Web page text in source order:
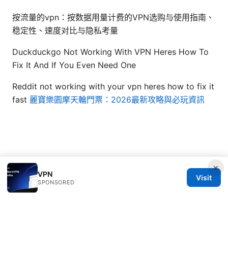
按流量的vpn：按数据用量计费的VPN选购与使用指南、
稳定性、速度对比与隐私考量
Duckduckgo Not Working With VPN Heres How To
Fix It And If You Even Need One
Reddit not working with your vpn heres how to fix it
fast 麗寶樂園摩天輪門票：2026最新攻略與必玩資訊
×
VPN
SPONSORED
Visit
© 2026 Mattburkephoto